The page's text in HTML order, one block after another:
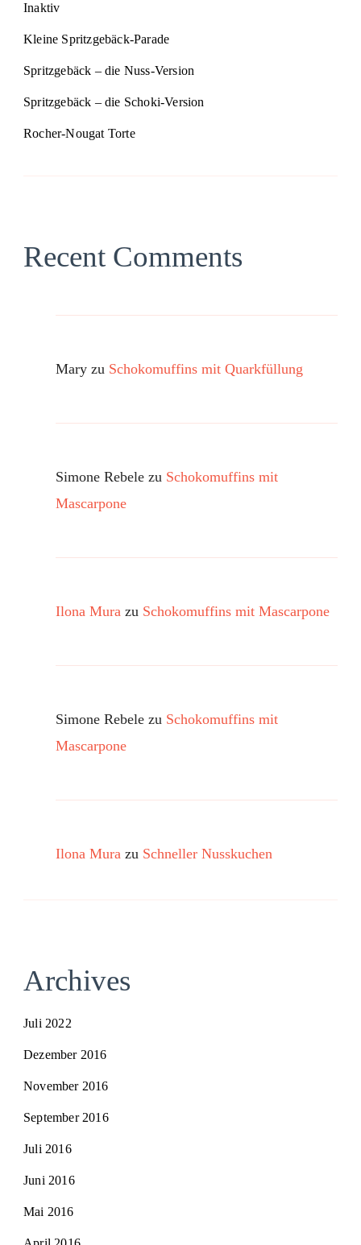
Inaktiv
Kleine Spritzgebäck-Parade
Spritzgebäck – die Nuss-Version
Spritzgebäck – die Schoki-Version
Rocher-Nougat Torte
Recent Comments
Mary zu Schokomuffins mit Quarkfüllung
Simone Rebele zu Schokomuffins mit
Mascarpone
Ilona Mura zu Schokomuffins mit Mascarpone
Simone Rebele zu Schokomuffins mit
Mascarpone
Ilona Mura zu Schneller Nusskuchen
Archives
Juli 2022
Dezember 2016
November 2016
September 2016
Juli 2016
Juni 2016
Mai 2016